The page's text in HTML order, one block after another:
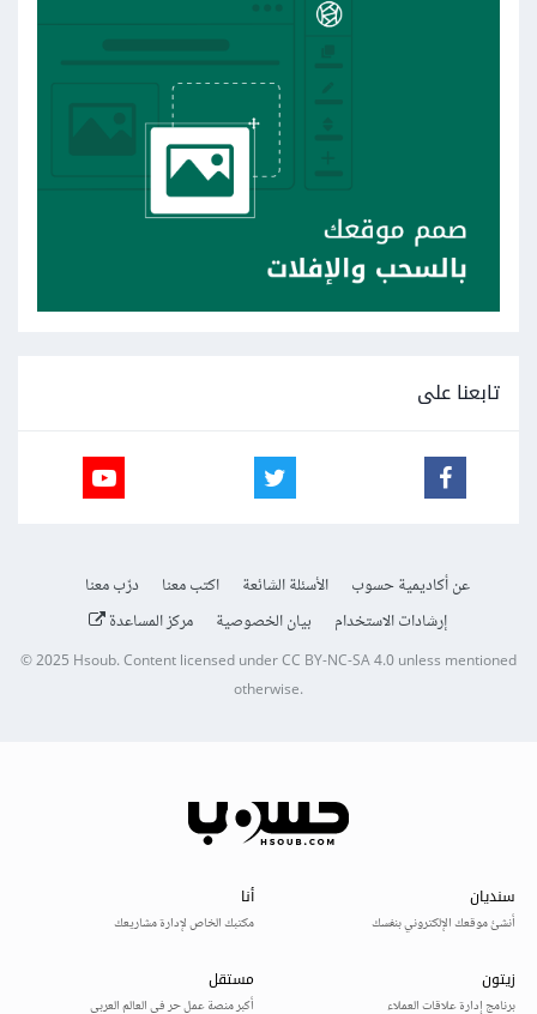
تابعنا على
عن أكاديمية حسوب الأسئلة الشائعة اكتب معنا
درّب معنا
إرشادات الاستخدام
بيان الخصوصية مركز المساعدة
© 2025Hsoub.Content licensed underCC BY-NC-SA 4.0unless mentioned
otherwise.